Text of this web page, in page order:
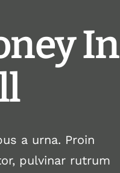
In
a urna. Proin
pulvinar rutrum